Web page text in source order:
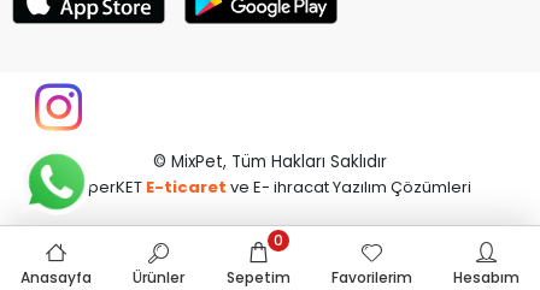
© MixPet, Tüm Hakları Saklıdır
superKET E-ticaret ve E- ihracat Yazılım Çözümleri
Anasayfa Ürünler Sepetim
0
Favorilerim
Hesabım